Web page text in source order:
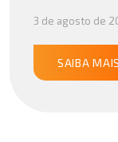
para empresas
especialmente
3 de agosto de
SAIBA MAIS